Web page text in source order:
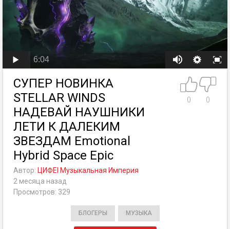
6:04
СУПЕР НОВИНКА
STELLAR WINDS
НАДЕВАЙ НАУШНИКИ
ЛЕТИ К ДАЛЕКИМ
ЗВЕЗДАМ Emotional
Hybrid Space Epic
0 0
Автор: ЦИФЕI Музыкальная Империя
2 месяца назад
Просмотров: 329
БЛОГЕРЫ МУЗЫКА